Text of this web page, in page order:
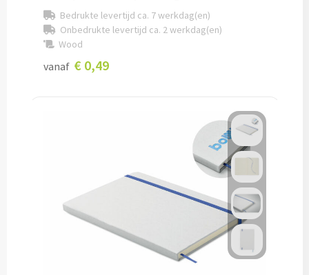
Cocktailsets bedrukken
Alle drinkwaren
Custom made
Bedrukte levertijd ca. 7 werkdag(en)
Onbedrukte levertijd ca. 2 werkdag(en)
Wood
vanaf € 0,49